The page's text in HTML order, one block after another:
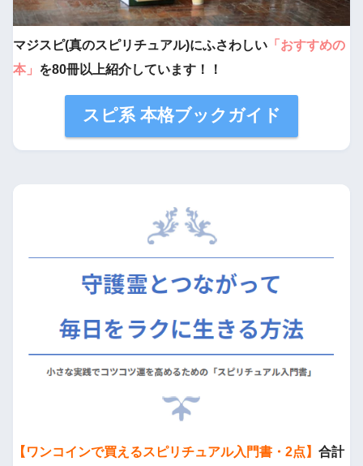
マジスピ(真のスピリチュアル)にふさわしい 「おすすめの
本」 を80冊以上紹介しています！！
スピ系 本格ブックガイド
【ワンコインで買えるスピリチュアル入門書・2点】 合計